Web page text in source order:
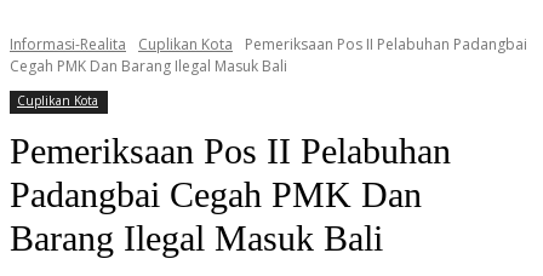
Informasi-Realita Cuplikan Kota
Pemeriksaan Pos II Pelabuhan Padangbai
Cegah PMK Dan Barang Ilegal Masuk Bali
Cuplikan Kota
Pemeriksaan Pos II Pelabuhan
Padangbai Cegah PMK Dan
Barang Ilegal Masuk Bali